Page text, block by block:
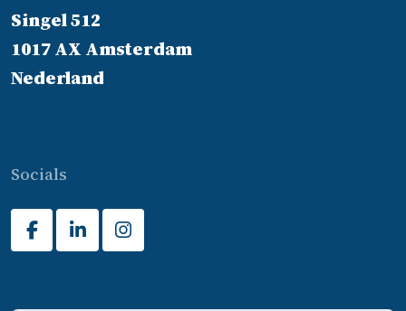
Singel 512
1017 AX Amsterdam
Nederland
Socials